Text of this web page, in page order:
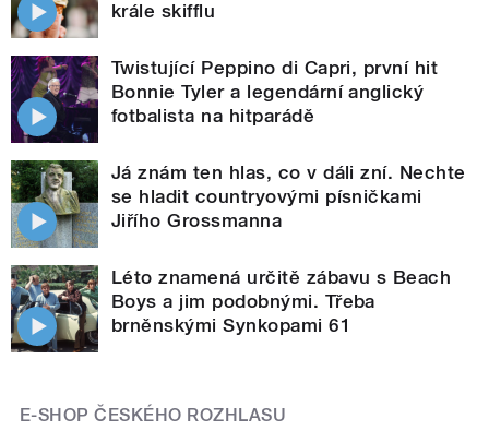
krále skifflu
Twistující Peppino di Capri, první hit
Bonnie Tyler a legendární anglický
fotbalista na hitparádě
Já znám ten hlas, co v dáli zní. Nechte
se hladit countryovými písničkami
Jiřího Grossmanna
Léto znamená určitě zábavu s Beach
Boys a jim podobnými. Třeba
brněnskými Synkopami 61
E-SHOP ČESKÉHO ROZHLASU